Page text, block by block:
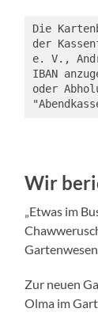
Die
der
e. V.,
IBAN
oder
Wir
„Etwas im
Zur neuen
Olma im